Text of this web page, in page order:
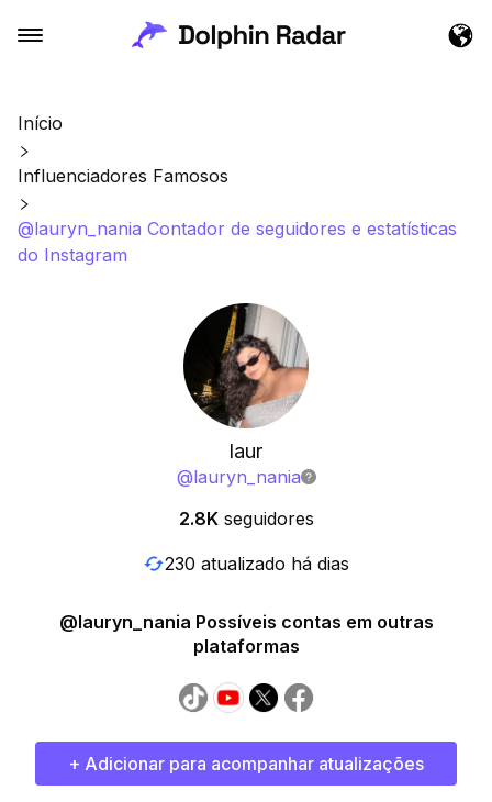
Início
Influenciadores Famosos
@lauryn_nania Contador de seguidores e estatísticas
do Instagram
laur
@lauryn_nania
2.8K seguidores
230 atualizado há dias
@lauryn_nania Possíveis contas em outras
plataformas
+ Adicionar para acompanhar atualizações